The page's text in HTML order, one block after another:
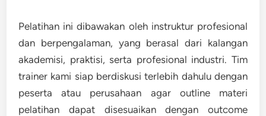
Pelatihan ini dibawakan oleh instruktur profesional
dan berpengalaman, yang berasal dari kalangan
akademisi, praktisi, serta profesional industri. Tim
trainer kami siap berdiskusi terlebih dahulu dengan
peserta atau perusahaan agar outline materi
pelatihan dapat disesuaikan dengan outcome